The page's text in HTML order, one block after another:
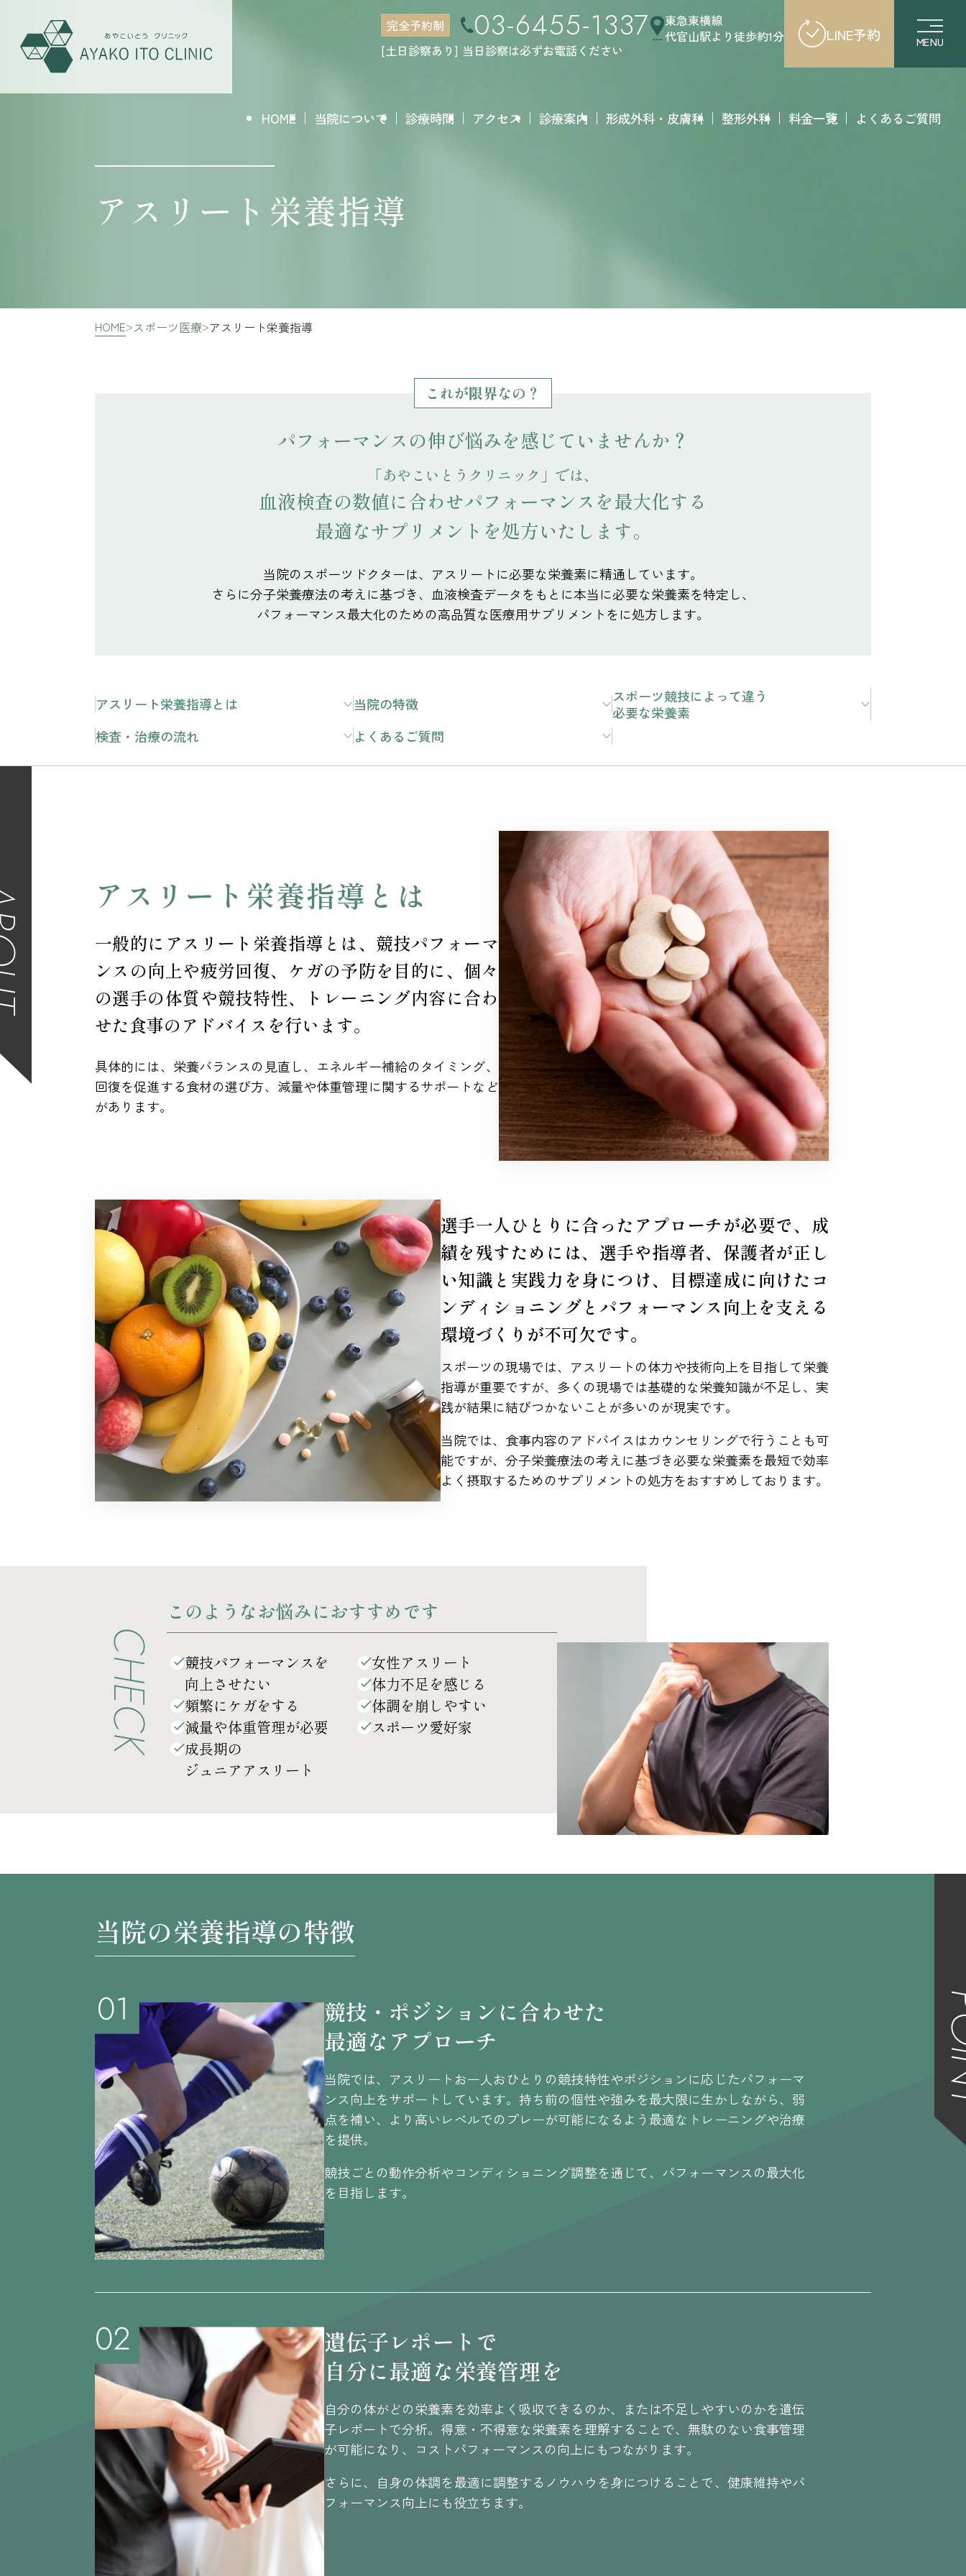
HOME 当院について 診療時間 アクセス 診療案内 形成外科・皮膚科 整形外科 料金一覧 よくあるご質問
完全予約制 03-6455-1337
[土日診察あり] 当日診察は必ずお電話ください
東急東横線
代官山駅より徒歩約1分
LINE予約 MENU
アスリート栄養指導
HOME スポーツ医療 アスリート栄養指導
これが限界なの？
パフォーマンスの伸び悩みを感じていませんか？
「あやこいとうクリニック」では、
血液検査の数値に合わせパフォーマンスを最大化する
最適なサプリメントを処方いたします。
当院のスポーツドクターは、アスリートに必要な栄養素に精通しています。
さらに分子栄養療法の考えに基づき、
血液検査データをもとに本当に必要な栄養素を特定し、
パフォーマンス最大化のための高品質な医療用サプリメントをに処方します。
アスリート栄養指導とは 当院の特徴
スポーツ競技によって違う
必要な栄養素
検査・治療の流れ
よくあるご質問
アスリート栄養指導とは
一般的にアスリート栄養指導とは、競技パフォーマ
ンスの向上や疲労回復、ケガの予防を目的に、個々
の選手の体質や競技特性、トレーニング内容に合わ
せた食事のアドバイスを行います。
具体的には、栄養バランスの見直し、エネルギー補給のタイミング、
回復を促進する食材の選び方、減量や体重管理に関するサポートなど
があります。
選手一人ひとりに合ったアプローチが必要で、成
績を残すためには、選手や指導者、保護者が正し
い知識と実践力を身につけ、目標達成に向けたコ
ンディショニングとパフォーマンス向上を支える
環境づくりが不可欠です。
スポーツの現場では、アスリートの体力や技術向上を目指して栄養
指導が重要ですが、多くの現場では基礎的な栄養知識が不足し、実
践が結果に結びつかないことが多いのが現実です。
当院では、食事内容のアドバイスはカウンセリングで行うことも可
能ですが、分子栄養療法の考えに基づき必要な栄養素を最短で効率
よく摂取するためのサプリメントの処方をおすすめしております。
CHECK
このようなお悩みにおすすめです
競技パフォーマンスを
向上させたい
頻繁にケガをする
減量や体重管理が必要
成長期の
ジュニアアスリート
女性アスリート
体力不足を感じる
体調を崩しやすい
スポーツ愛好家
当院の栄養指導の特徴
競技・ポジションに合わせた
最適なアプローチ
当院では、アスリートお一人おひとりの競技特性やポジションに応じたパフォーマ
ンス向上をサポートしています。持ち前の個性や強みを最大限に生かしながら、弱
点を補い、より高いレベルでのプレーが可能になるよう最適なトレーニングや治療
を提供。
競技ごとの動作分析やコンディショニング調整を通じて、パフォーマンスの最大化
を目指します。
遺伝子レポートで
自分に最適な栄養管理を
自分の体がどの栄養素を効率よく吸収できるのか、または不足しやすいのかを遺伝
子レポートで分析。得意・不得意な栄養素を理解することで、無駄のない食事管理
が可能になり、コストパフォーマンスの向上にもつながります。
さらに、自身の体調を最適に調整するノウハウを身につけることで、健康維持やパ
フォーマンス向上にも役立ちます。